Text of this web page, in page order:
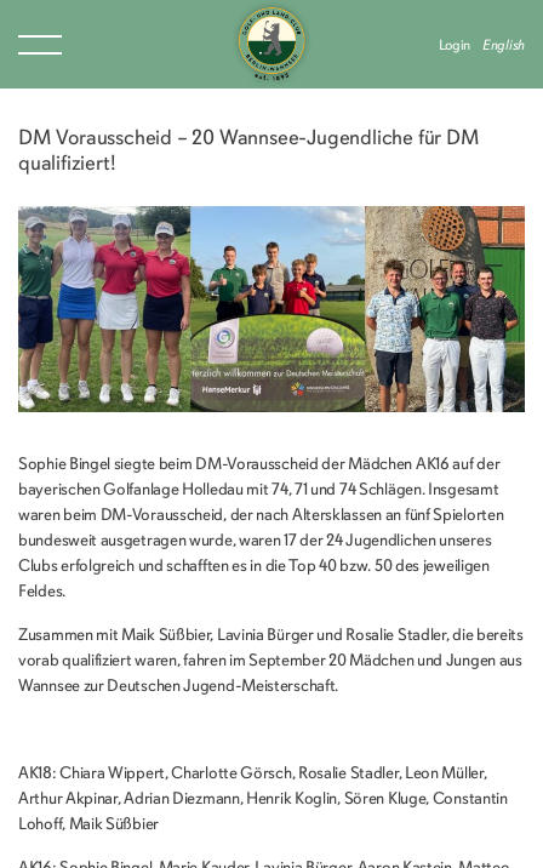
Login English
DM Vorausscheid – 20 Wannsee-Jugendliche für DM
qualifiziert!
Sophie Bingel siegte beim DM-Vorausscheid der Mädchen AK16 auf der
bayerischen Golfanlage Holledau mit 74, 71 und 74 Schlägen. Insgesamt
waren beim DM-Vorausscheid, der nach Altersklassen an fünf Spielorten
bundesweit ausgetragen wurde, waren 17 der 24 Jugendlichen unseres
Clubs erfolgreich und schafften es in die Top 40 bzw. 50 des jeweiligen
Feldes.
Zusammen mit Maik Süßbier, Lavinia Bürger und Rosalie Stadler, die bereits
vorab qualifiziert waren, fahren im September 20 Mädchen und Jungen aus
Wannsee zur Deutschen Jugend-Meisterschaft.
AK18: Chiara Wippert, Charlotte Görsch, Rosalie Stadler, Leon Müller,
Arthur Akpinar, Adrian Diezmann, Henrik Koglin, Sören Kluge, Constantin
Lohoff, Maik Süßbier